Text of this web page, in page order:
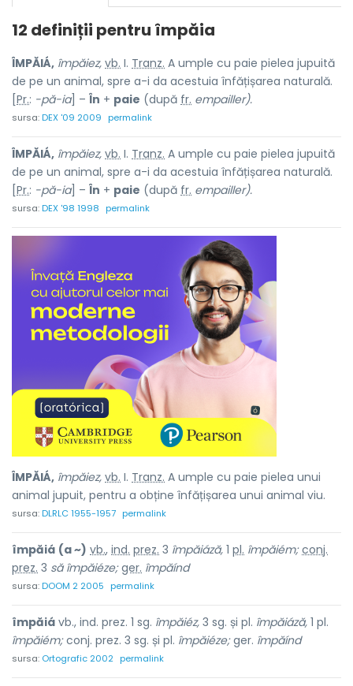
12 definiții pentru împăia
ÎMPĂIÁ, împăiez, vb. I. Tranz. A umple cu paie pielea jupuită
de pe un animal, spre a-i da acestuia înfățișarea naturală.
Pr.: -pă-ia] – În + paie (după fr. empailler).
sursa:DEX '09 2009 permalink
ÎMPĂIÁ, împăiez, vb. I. Tranz. A umple cu paie pielea jupuită
de pe un animal, spre a-i da acestuia înfățișarea naturală.
Pr.: -pă-ia] – În + paie (după fr. empailler).
sursa:DEX '98 1998 permalink
ÎMPĂIÁ, împăiez, vb. I. Tranz. A umple cu paie pielea unui
animal jupuit, pentru a obține înfățișarea unui animal viu.
sursa:DLRLC 1955-1957 permalink
împăiá (a ~) vb., ind. prez. 3 împăiáză, 1 pl. împăiém; conj.
prez. 3 să împăiéze; ger. împăínd
sursa:DOOM 2 2005 permalink
împăiá vb., ind. prez. 1 sg. împăiéz, 3 sg. și pl. împăiáză, 1 pl.
împăiém;conj. prez. 3 sg. și pl. împăiéze;ger. împăínd
sursa: Ortografic 2002 permalink